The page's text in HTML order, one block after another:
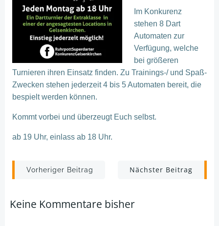
Im Konkurenz
stehen 8 Dart
Automaten zur
Verfügung, welche
bei größeren
Turnieren ihren Einsatz finden. Zu Trainings-/ und Spaß-
Zwecken stehen jederzeit 4 bis 5 Automaten bereit, die
bespielt werden können.
Kommt vorbei und überzeugt Euch selbst.
ab 19 Uhr, einlass ab 18 Uhr.
Post
navigation
Vorheriger Beitrag
Post
navigation
Nächster Beitrag
Keine Kommentare bisher